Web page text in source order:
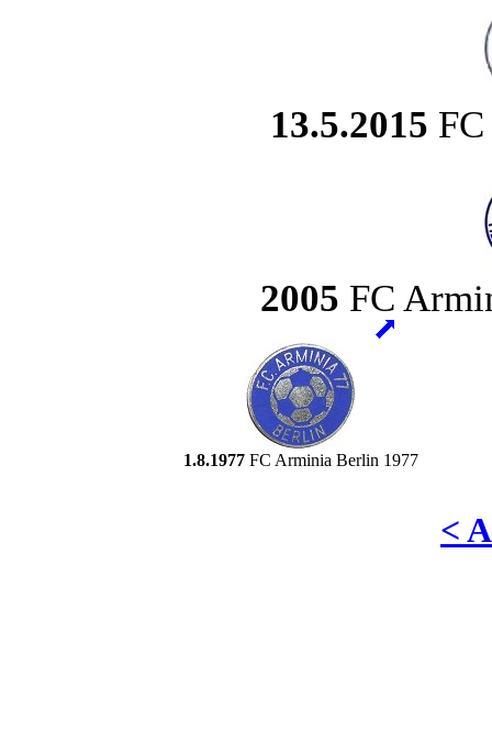
13.5.2015
2005 FC
1.8.1977FC Arminia Berlin 1977
<